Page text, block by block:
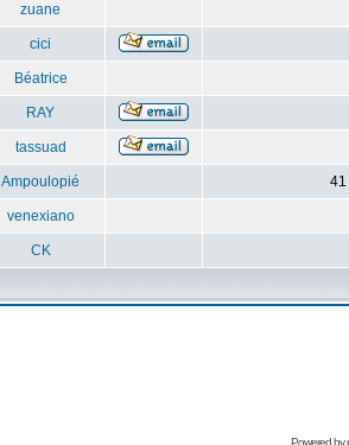
zuane
cici
Béatrice
RAY
tassuad
Ampoulopié 41
venexiano
CK
Powered by